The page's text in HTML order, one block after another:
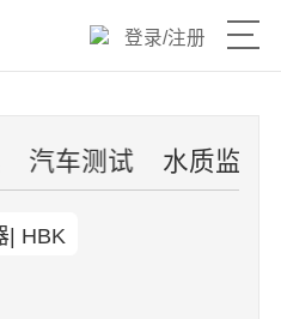
登录/注册
汽车测试 水质监测
| HBK